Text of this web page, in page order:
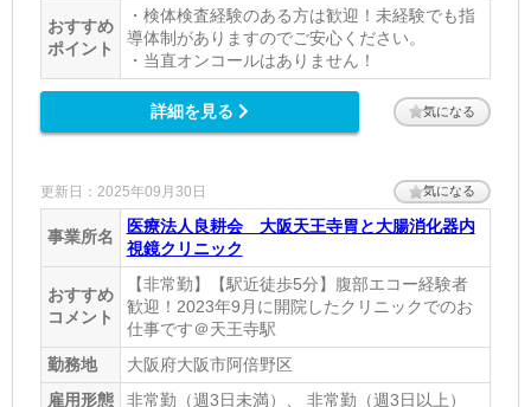
ホームページ
http://www.kcvc.jp
おすすめ
ポイント
・検体検査経験のある方は歓迎！未経験でも指
導体制がありますのでご安心ください。
・当直オンコールはありません！
詳細を見る 気になる
更新日：2025年09月30日 気になる
事業所名
医療法人良耕会 大阪天王寺胃と大腸消化器内
視鏡クリニック
おすすめ
コメント
【非常勤】【駅近徒歩5分】腹部エコー経験者
歓迎！2023年9月に開院したクリニックでのお
仕事です＠天王寺駅
勤務地
大阪府大阪市阿倍野区
雇用形態
非常勤（週3日未満）、 非常勤（週3日以上）